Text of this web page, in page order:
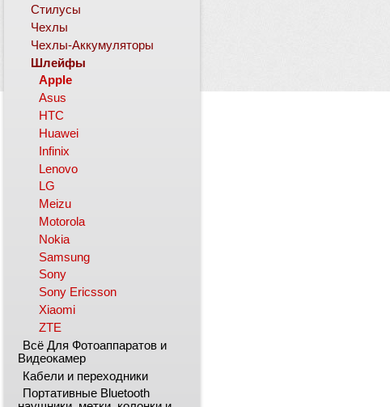
Стилусы
Чехлы
Чехлы-Аккумуляторы
Шлейфы
Apple
Asus
HTC
Huawei
Infinix
Lenovo
LG
Meizu
Motorola
Nokia
Samsung
Sony
Sony Ericsson
Xiaomi
ZTE
Всё Для Фотоаппаратов и
Видеокамер
Кабели и переходники
Портативные Bluetooth